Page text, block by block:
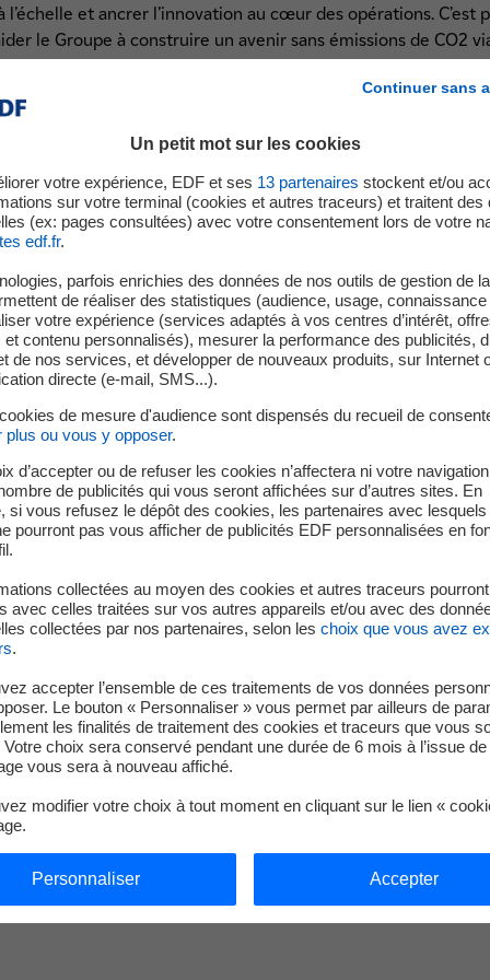
et ancrer l’innovation au cœur des opérations. C’est
le Groupe à construire un avenir sans émissions de CO2
les activités d’EDF.
d’EDF a recentré ses investissements sur le cœur de
de décarbonation. Son rôle est celui d’un “architecte
industriels, facilite les coopérations et accompagne les
» est au cœur de la différenciation entre CVC et VC
d’innovation intégré, de
déploiement
s’inscrit dans un continuum structuré, où plusieurs
venture capital du Groupe, porté par EDF Pulse
la maturité scientifique et les conditions
économique et stratégique. Cette double approche
d’en réduire les risques.
et déploiement, des dispositifs dédiés permettent de
maillon démonstrateur : il finance et accompagne des
start-up, industriels et partenaires publics, afin de franchir la
En parallèle, EDF Pulse Incubation structure
sécurisé pour expérimenter en mode start-up, transformer
créer de nouveaux business pour EDF.
irrigue l’ensemble de la chaîne. EDF Pulse Connect joue
— start-up, incubateurs, pôles de compétitivité,
l’adoption de solutions sur le terrain. Cette capacité de
de l’innovation à l’impact opérationnel.
une chaîne d’innovation intégrée et cohérente : de la
à maximiser l’impact des innovations au service des
Continuer sans
Un petit mot sur les cookies
votre expérience, EDF et ses 13 partenaires stockent et/ou
sur votre terminal (cookies et autres traceurs) et traitent des
(ex: pages consultées) avec votre consentement lors de votre
edf.fr.
parfois enrichies des données de nos outils de gestion de
de réaliser des statistiques (audience, usage,
votre expérience (services adaptés à vos centres d’intérêt,
et contenu personnalisés), mesurer la performance des publicités,
de nos services, et développer de nouveaux produits, sur Internet
directe (e-mail, SMS...).
de mesure d'audience sont dispensés du recueil de
plus ou vous y opposer.
d’accepter ou de refuser les cookies n’affectera ni votre
de publicités qui vous seront affichées sur d’autres sites. En
si vous refusez le dépôt des cookies, les partenaires avec
pourront pas vous afficher de publicités EDF personnalisées en
collectées au moyen des cookies et autres traceurs
avec celles traitées sur vos autres appareils et/ou avec des
collectées par nos partenaires, selon les choix que vous avez
.
accepter l’ensemble de ces traitements de vos données
Le bouton « Personnaliser » vous permet par ailleurs de
les finalités de traitement des cookies et traceurs que vous
choix sera conservé pendant une durée de 6 mois à l’issue de
vous sera à nouveau affiché.
modifier votre choix à tout moment en cliquant sur le lien «
Personnaliser Accepter